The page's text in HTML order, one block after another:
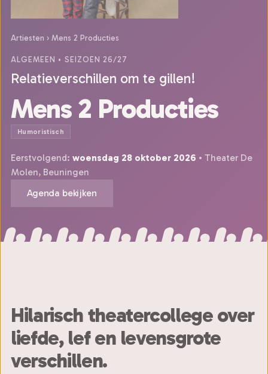
Artiesten › Mens 2 Producties
ALGEMEEN • SEIZOEN 26/27
Relatieverschillen om te gillen!
Mens 2 Producties
Humoristisch
Eerstvolgend: woensdag 28 oktober 2026 • Theater De
Molen, Beuningen
Agenda bekijken
Hilarisch theatercollege over
liefde, lef en levensgrote
verschillen.